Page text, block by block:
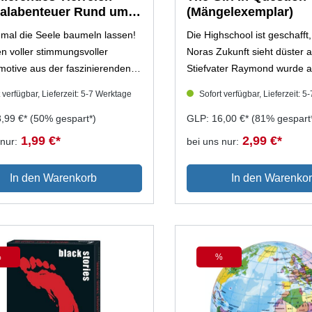
Rund um
die Seele baumeln lassen!
voller stimmungsvoller
aus der faszinierenden
Farbharmonien und
erschaffen Mit
Zitaten von bedeutenden
Mahadma Gandhi,
und viele mehr
verfügbar, Lieferzeit: 5-7 Werktage
€* (50% gespart*)
1,99 €*
In den Warenkorb
(Mängelexemplar)
Die Highschool ist
Noras Zukunft sieht düster
Stiefvater Raymond wurde
ist Nora fest entschlossen,
(vielleicht letzten) Sommer
genießen. Sie plant eine
klinkt sich spontan Wes'
doch Amanda ist cool, also
große Sache – bis sie
eine Geisel. Und Nora, Iris
müssen ihr ganzes Können
um es lebend – und mit
dem Wald zu schaffen.
Sofort verfügbar, Lieferzeit:
GLP: 16,00 €* (81%
bei uns nur: 2,99 €*
In den
Rabatt
%